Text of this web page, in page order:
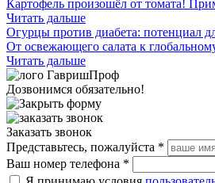
Картофель произошёл от томата!
Читать дальше
Огурцы против диабета: потенциал
От освежающего салата к
Читать дальше
Дозвонимся обязательно!
Заказать звонок
Представьтесь, пожалуйста *
Ваш номер телефона *